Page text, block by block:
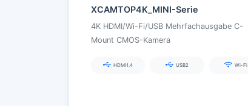
XCAMTOP4K_MINI-Serie
4K HDMI/Wi-Fi/USB Mehrfachausgabe C-
Mount CMOS-Kamera
HDMI1.4 USB2 Wi-Fi